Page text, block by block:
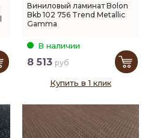
Виниловый ламинат Bolon
Bkb 102 756 Trend Metallic
Gamma
В наличии
8 513 руб
Купить в 1 клик